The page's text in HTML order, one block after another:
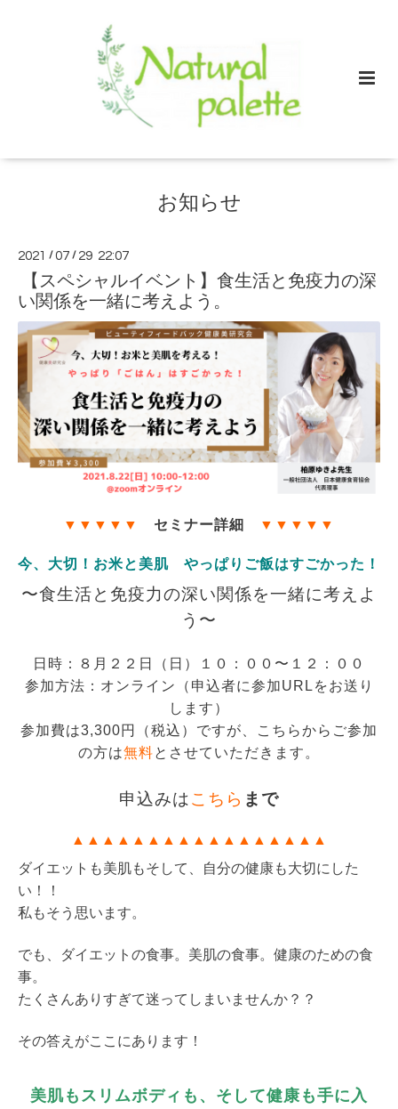
お知らせ
2021 /07 / 29 22:07
【スペシャルイベント】食生活と免疫力の深
い関係を一緒に考えよう。
▼ ▼ ▼ ▼ ▼ セミナー詳細 ▼ ▼ ▼ ▼ ▼
今、大切！お米と美肌 やっぱりご飯はすごかった！
〜食生活と免疫力の深い関係を一緒に考えよ
う〜
日時：８月２２日（日）１０：００〜１２：００
参加方法：オンライン（申込者に参加URLをお送り
します）
参加費は3,300円（税込）ですが、こちらからご参加
の方は無料とさせていただきます。
申込みはこちら まで
▲ ▲ ▲ ▲ ▲ ▲ ▲ ▲ ▲ ▲ ▲ ▲ ▲ ▲ ▲ ▲ ▲
ダイエットも美肌もそして、自分の健康も大切にした
い！！
私もそう思います。
でも、ダイエットの食事。美肌の食事。健康のための食
事。
たくさんありすぎて迷ってしまいませんか？？
その答えがここにあります！
美肌もスリムボディも、そして健康も手に入